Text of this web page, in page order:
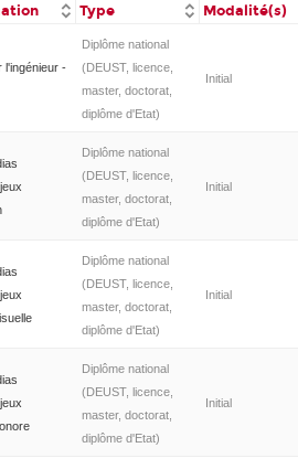
Type Modalité(s)
l'ingénieur -
Diplôme national
(DEUST, licence,
master, doctorat,
diplôme d'Etat)
Initial
Diplôme national
(DEUST, licence,
master, doctorat,
diplôme d'Etat)
Initial
Diplôme national
(DEUST, licence,
master, doctorat,
diplôme d'Etat)
Initial
Diplôme national
(DEUST, licence,
master, doctorat,
diplôme d'Etat)
Initial